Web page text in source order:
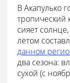
В Акапулько
тропический
сияет солнце,
летом
данном
два сезона:
сухой (с